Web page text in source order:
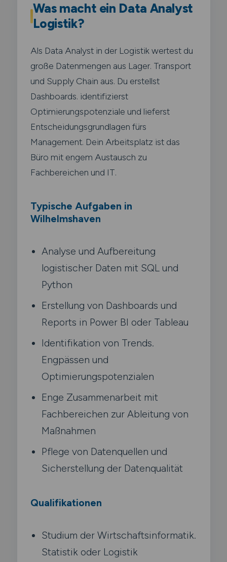
Was macht ein Data Analyst
Logistik?
Als Data Analyst in der Logistik wertest du
große Datenmengen aus Lager. Transport
und Supply Chain aus. Du erstellst
Dashboards. identifizierst
Optimierungspotenziale und lieferst
Entscheidungsgrundlagen fürs
Management. Dein Arbeitsplatz ist das
Büro mit engem Austausch zu
Fachbereichen und IT.
Typische Aufgaben in
Wilhelmshaven
Analyse und Aufbereitung
logistischer Daten mit SQL und
Python
Erstellung von Dashboards und
Reports in Power BI oder Tableau
Identifikation von Trends.
Engpässen und
Optimierungspotenzialen
Enge Zusammenarbeit mit
Fachbereichen zur Ableitung von
Maßnahmen
Pflege von Datenquellen und
Sicherstellung der Datenqualität
Qualifikationen
Studium der Wirtschaftsinformatik.
Statistik oder Logistik